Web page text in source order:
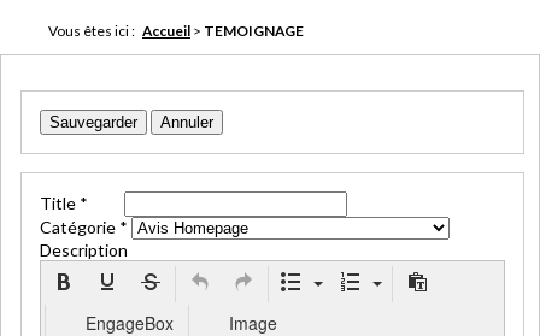
Vous êtes ici : Accueil > TEMOIGNAGE
Sauvegarder Annuler
Title *
Catégorie *
Description
EngageBox Image